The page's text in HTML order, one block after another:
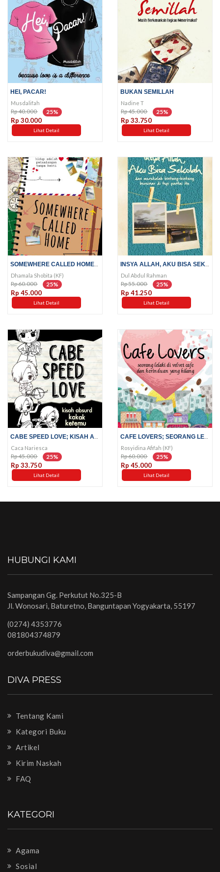
HEI, PACAR!
Musdalifah
Rp 40.000 25%
Rp 30.000
Lihat Detail
BUKAN SEMILLAH
Nadine T
Rp 45.000 25%
Rp 33.750
Lihat Detail
Dhamala Shobita (KF)
Rp 60.000 25%
Rp 45.000
Lihat Detail
Dul Abdul Rahman
Rp 55.000 25%
Rp 41.250
Lihat Detail
Caca Nariesca
Rp 45.000 25%
Rp 33.750
Lihat Detail
Rosyidina Afifah (KF)
Rp 60.000 25%
Rp 45.000
Lihat Detail
HUBUNGI KAMI
Sampangan Gg. Perkutut No.325-B
Jl. Wonosari, Baturetno, Banguntapan Yogyakarta, 55197
(0274) 4353776
081804374879
orderbukudiva@gmail.com
DIVA PRESS
Tentang Kami
Kategori Buku
Artikel
Kirim Naskah
FAQ
KATEGORI
Agama
Sosial